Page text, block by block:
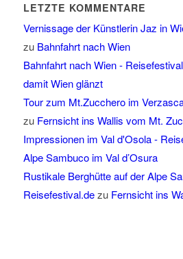
LETZTE KOMMENTARE
Vernissage der Künstlerin Jaz in
zu Bahnfahrt nach Wien
Bahnfahrt nach Wien -
damit Wien glänzt
Tour zum Mt.Zucchero im
zu Fernsicht ins Wallis vom Mt.
Impressionen im Val d'Osola -
Alpe Sambuco im Val d’Osura
Rustikale Berghütte auf der Alpe
Reisefestival.dezu Fernsicht ins